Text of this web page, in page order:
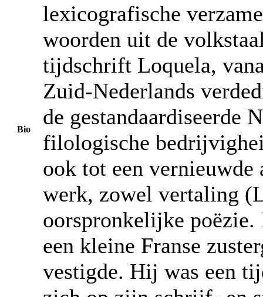
Bio
lexicografische
woorden uit de
tijdschrift Loquela,
Zuid-Nederlands
de gestandaardiseerde
filologische
ook tot een
werk, zowel vertaling
oorspronkelijke
een kleine Franse
vestigde. Hij was een